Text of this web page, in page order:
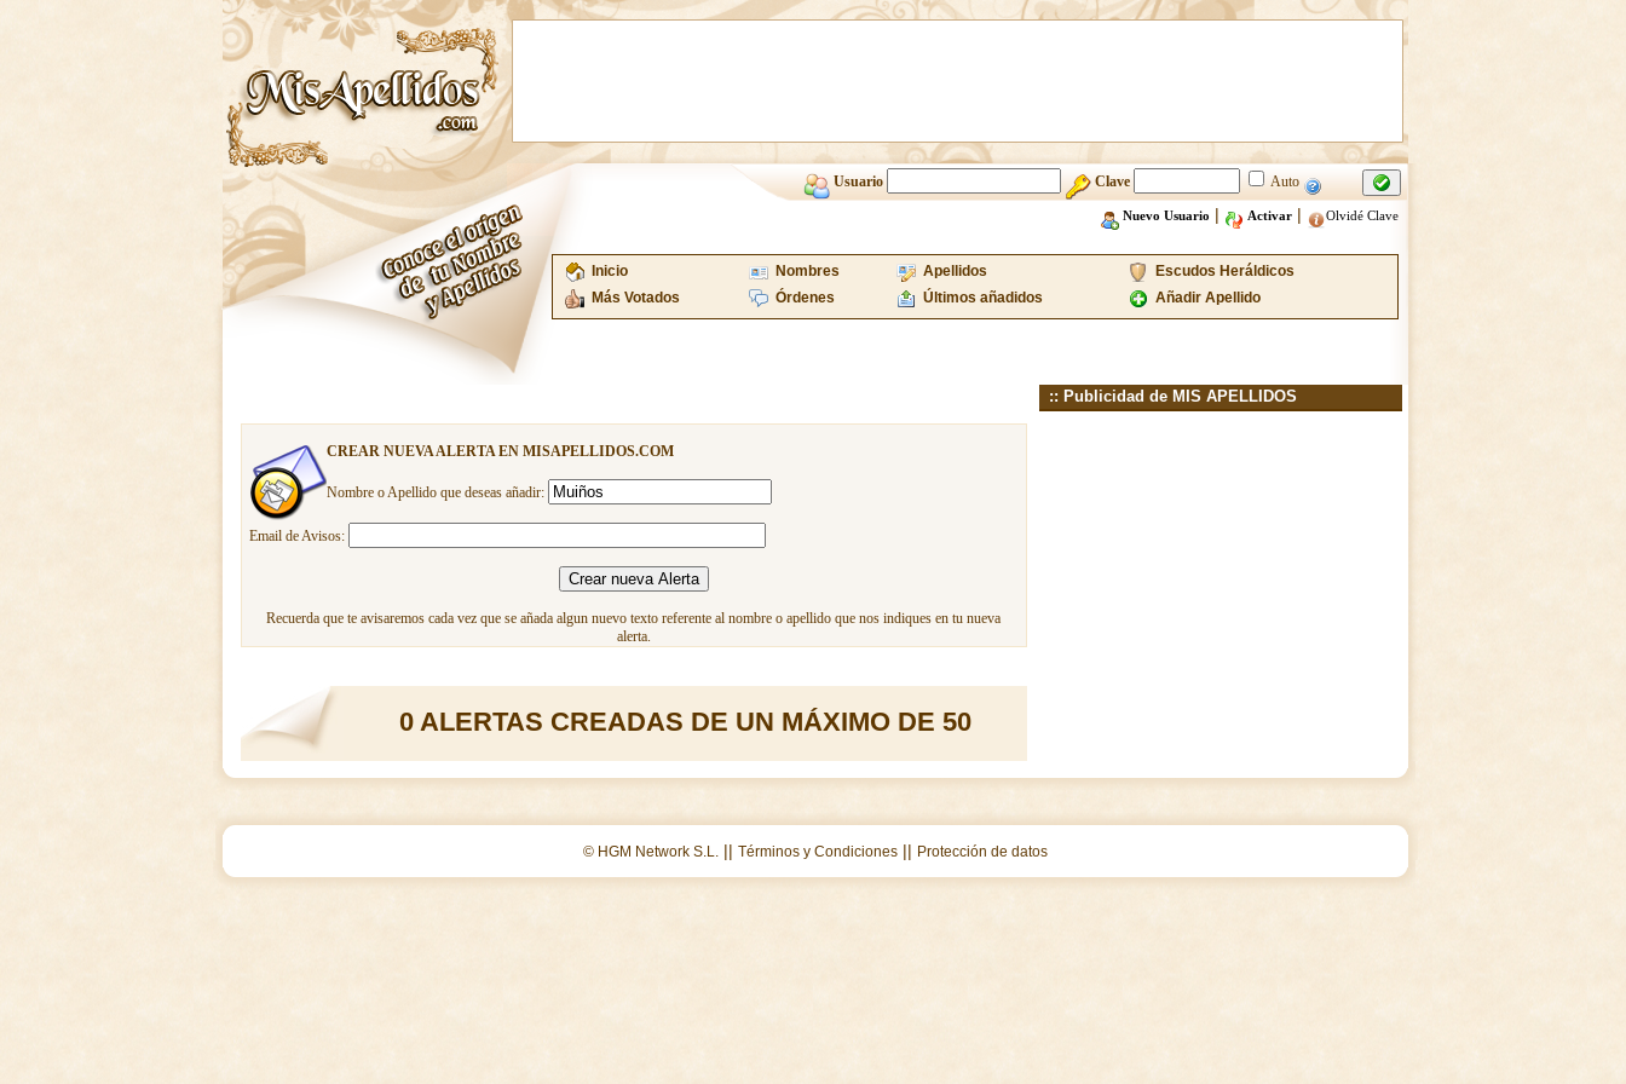
Usuario Clave Auto
Nuevo Usuario | Activar| Olvidé Clave
Inicio Nombres Apellidos
Escudos Heráldicos
Más Votados
Órdenes Últimos añadidos Añadir Apellido
CREAR NUEVA ALERTA EN MISAPELLIDOS.COM
Nombre o Apellido que deseas añadir:
Email de Avisos:
Recuerda que te avisaremos cada vez que se añada algun nuevo texto referente al nombre o apellido que nos indiques en tu nueva
alerta.
0 ALERTAS CREADAS DE UN MÁXIMO DE 50
:: Publicidad de MIS APELLIDOS
© HGM Network S.L. || Términos y Condiciones|| Protección de datos